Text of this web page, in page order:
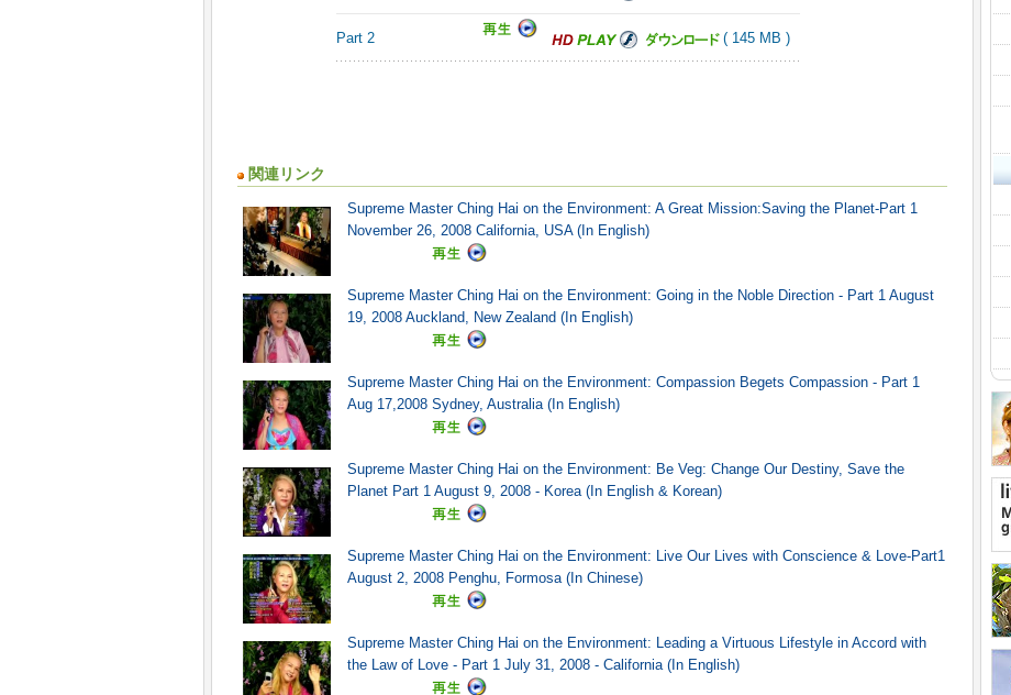
Part 2 ( 145 MB )
関連リンク
Supreme Master Ching Hai on the Environment: A Great Mission:Saving the Planet-Part 1
November 26, 2008 California, USA (In English)
Supreme Master Ching Hai on the Environment: Going in the Noble Direction - Part 1 August
19, 2008 Auckland, New Zealand (In English)
Supreme Master Ching Hai on the Environment: Compassion Begets Compassion - Part 1
Aug 17,2008 Sydney, Australia (In English)
Supreme Master Ching Hai on the Environment: Be Veg: Change Our Destiny, Save the
Planet Part 1 August 9, 2008 - Korea (In English & Korean)
Supreme Master Ching Hai on the Environment: Live Our Lives with Conscience & Love-Part1
August 2, 2008 Penghu, Formosa (In Chinese)
Supreme Master Ching Hai on the Environment: Leading a Virtuous Lifestyle in Accord with
the Law of Love - Part 1 July 31, 2008 - California (In English)